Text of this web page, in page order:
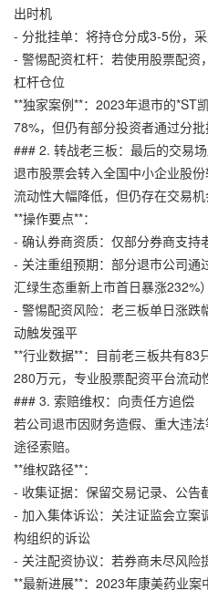
出时机
- 分批挂单：将持仓分成3-5份，
- 警惕配资杠杆：若使用股票配资
杠杆仓位
**独家案例**：2023年退市的*ST
78%，但仍有部分投资者通过分批
### 2. 转战老三板：最后的交易
退市股票会转入全国中小企业股
流动性大幅降低，但仍存在交易机
**操作要点**：
- 确认券商资质：仅部分券商支持
- 关注重组预期：部分退市公司
汇绿生态重新上市首日暴涨232%）
- 警惕配资风险：老三板单日涨跌
动触发强平
**行业数据**：目前老三板共有83
280万元， 专业股票配资平台流动
### 3. 索赔维权：向责任方追偿
若公司退市因财务造假、重大违
途径索赔。
**维权路径**：
- 收集证据：保留交易记录、公告
- 加入集体诉讼：关注证监会立案
构组织的诉讼
- 关注配资协议：若券商未尽风险
**最新进展**：2023年康美药业